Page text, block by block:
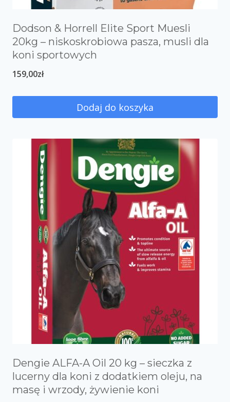
Dodson & Horrell Elite Sport Muesli
20kg – niskoskrobiowa pasza, musli dla
koni sportowych
159,00zł
Dodaj do koszyka
Dengie ALFA-A Oil 20 kg – sieczka z
lucerny dla koni z dodatkiem oleju, na
masę i wrzody, żywienie koni